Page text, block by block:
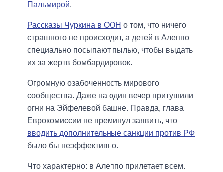
Пальмирой.
Рассказы Чуркина в ООН о том, что ничего
страшного не происходит, а детей в Алеппо
специально посыпают пылью, чтобы выдать
их за жертв бомбардировок.
Огромную озабоченность мирового
сообщества. Даже на один вечер притушили
огни на Эйфелевой башне. Правда, глава
Еврокомиссии не преминул заявить, что
вводить дополнительные санкции против РФ
было бы неэффективно.
Что характерно: в Алеппо прилетает всем.